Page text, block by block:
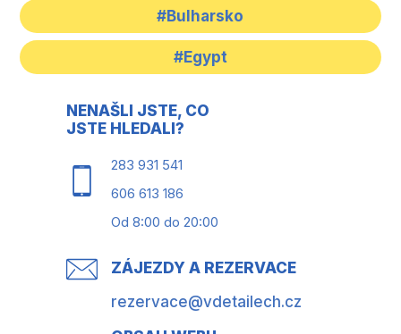
#Bulharsko
#Egypt
NENAŠLI JSTE, CO
JSTE HLEDALI?
283 931 541
606 613 186
Od 8:00 do 20:00
ZÁJEZDY A REZERVACE
rezervace@vdetailech.cz